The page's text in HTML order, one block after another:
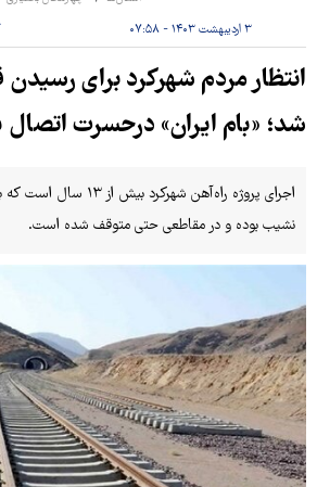
۳ اردیبهشت ۱۴۰۳ - ۰۷:۵۸
شد؛ «بام ایران» درحسرت اتصال
اجرای پروژه راه‌آهن
نشیب بوده و در مقاطعی حتی متوقف شده است.